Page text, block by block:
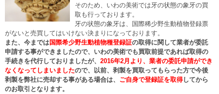
そのため、いわの美術では牙の状態の象牙の買
取も行っております。
牙の状態の象牙は、国際稀少野生動植物登録票
がないと売買してはいけない決まりになっております。
また、今までは国際希少野生動植物種登録証の取得に関して業者が委託
申請する事ができましたので、いわの美術でも買取前提であれば取得の
手続きを代行しておりましたが、 2016年2月より、業者の委託申請ができ
なくなってしまいましたので、以前、剥製を買取ってもらった方で今後
剥製を弊社に売却する事がある場合は、 ご自身で登録証を取得してから
のお取引となります。